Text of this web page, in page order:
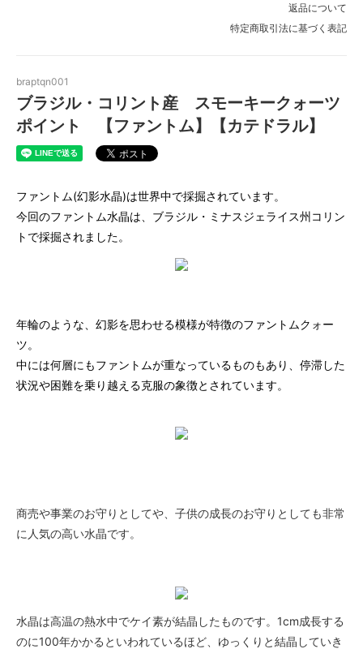
返品について
特定商取引法に基づく表記
braptqn001
ブラジル・コリント産 スモーキークォーツ
ポイント 【ファントム】【カテドラル】
ファントム(幻影水晶)は世界中で採掘されています。
今回のファントム水晶は、ブラジル・ミナスジェライス州コリン
トで採掘されました。
年輪のような、幻影を思わせる模様が特徴のファントムクォー
ツ。
中には何層にもファントムが重なっているものもあり、停滞した
状況や困難を乗り越える克服の象徴とされています。
商売や事業のお守りとしてや、子供の成長のお守りとしても非常
に人気の高い水晶です。
水晶は高温の熱水中でケイ素が結晶したものです。1cm成長する
のに100年かかるといわれているほど、ゆっくりと結晶していき